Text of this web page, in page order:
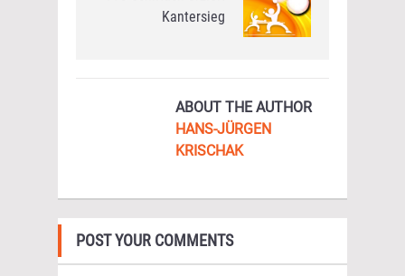
Kantersieg
ABOUT THE AUTHOR
HANS-JÜRGEN
KRISCHAK
POST YOUR COMMENTS